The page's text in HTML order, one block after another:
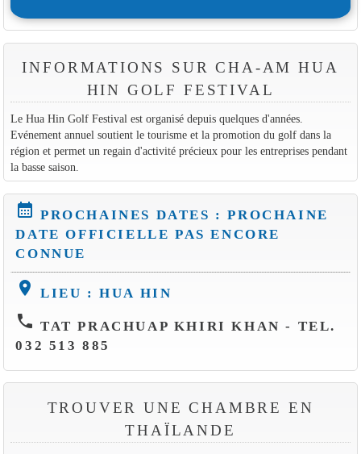
INFORMATIONS SUR CHA-AM HUA
HIN GOLF FESTIVAL
Le Hua Hin Golf Festival est organisé depuis quelques d'années.
Evénement annuel soutient le tourisme et la promotion du golf dans la
région et permet un regain d'activité précieux pour les entreprises pendant
la basse saison.
calendar_month PROCHAINES DATES : PROCHAINE
DATE OFFICIELLE PAS ENCORE
CONNUE
location_on LIEU : HUA HIN
phone TAT PRACHUAP KHIRI KHAN - TEL.
032 513 885
TROUVER UNE CHAMBRE EN
THAÏLANDE